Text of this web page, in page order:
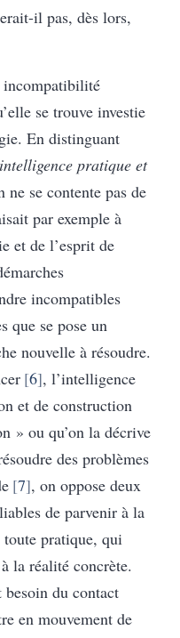
il pas, dès lors,
incompatibilité
se trouve investie
En distinguant
pratique et
ne se contente pas de
par exemple à
et de l’esprit de
incompatibles
que se pose un
nouvelle à résoudre.
6 , l’intelligence
et de construction
» ou qu’on la décrive
des problèmes
7 , on oppose deux
de parvenir à la
pratique, qui
la réalité concrète.
besoin du contact
en mouvement de